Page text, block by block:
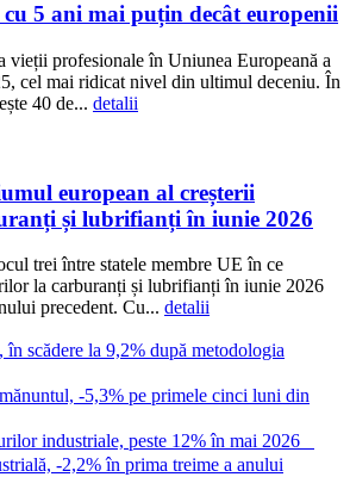
5 ani mai puțin decât europenii
vieții profesionale în Uniunea Europeană a
cel mai ridicat nivel din ultimul deceniu. În
40 de... detalii
european al creșterii
și lubrifianți în iunie 2026
trei între statele membre UE în ce
la carburanți și lubrifianți în iunie 2026
precedent. Cu... detalii
în scădere la 9,2% după metodologia
-5,3% pe primele cinci luni din
industriale, peste 12% în mai 2026
-2,2% în prima treime a anului